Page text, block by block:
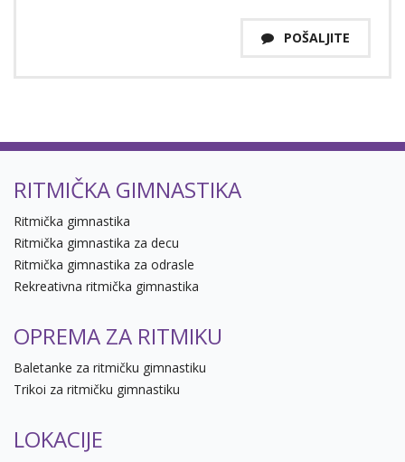
POŠALJITE
RITMIČKA GIMNASTIKA
Ritmička gimnastika
Ritmička gimnastika za decu
Ritmička gimnastika za odrasle
Rekreativna ritmička gimnastika
OPREMA ZA RITMIKU
Baletanke za ritmičku gimnastiku
Trikoi za ritmičku gimnastiku
LOKACIJE